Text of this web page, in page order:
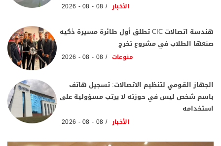
الأخبار 08 - 08 - 2026
هندسة اتصالات CIC تطلق أول طائرة مسيرة ذكيه
صنعها الطلاب في مشروع تخرج
منوعات 08 - 08 - 2026
الجهاز القومي لتنظيم الاتصالات: تسجيل هاتف
باسم شخص ليس في حوزته لا يرتب مسؤولية على
استخدامه
الأخبار 08 - 08 - 2026